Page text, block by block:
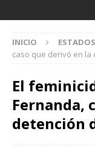
INICIO ESTADOS
caso que derivó en
El
Fernanda,
detención